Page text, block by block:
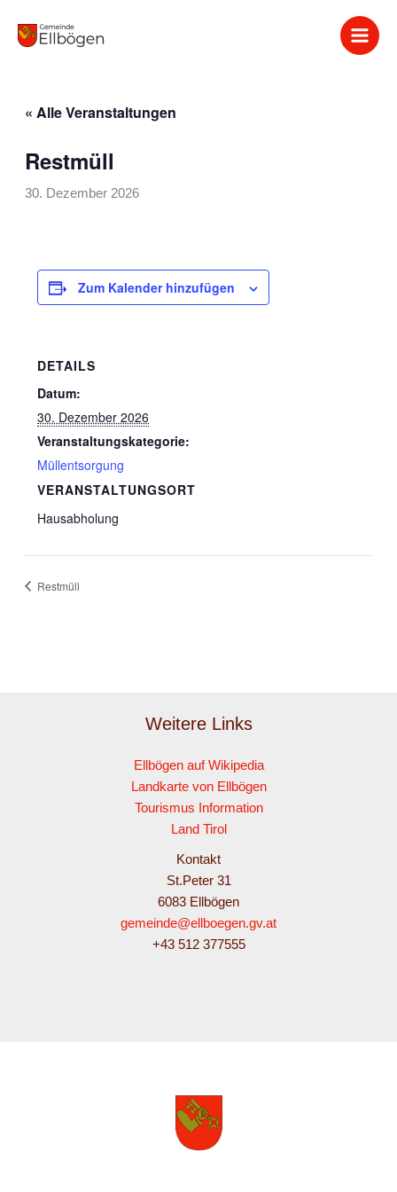
Inhalt
« Alle Veranstaltungen
Restmüll
30. Dezember 2026
Zum Kalender hinzufügen
DETAILS
Datum:
30. Dezember 2026
Veranstaltungskategorie:
Müllentsorgung
VERANSTALTUNGSORT
Hausabholung
Restmüll
Weitere Links
Ellbögen auf Wikipedia
Landkarte von Ellbögen
Tourismus Information
Land Tirol
Kontakt
St.Peter 31
6083 Ellbögen
gemeinde@ellboegen.gv.at
+43 512 377555